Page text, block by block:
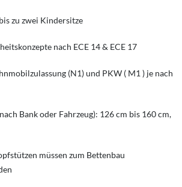
zu zwei Kindersitze
nach ECE 14 & ECE 17
(N1) und PKW ( M1 ) je nach
Bank oder Fahrzeug): 126 cm bis 160 cm,
müssen zum Bettenbau